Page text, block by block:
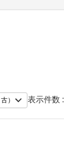
表示件数 :